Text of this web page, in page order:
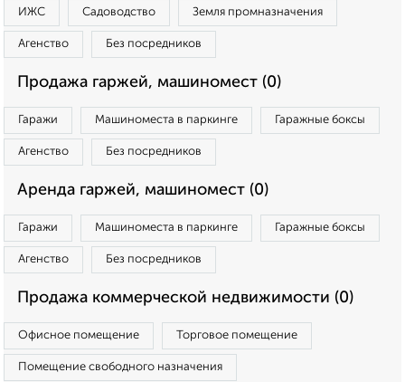
ИЖС Садоводство Земля промназначения
Агенство Без посредников
Продажа гаржей, машиномест (0)
Гаражи Машиноместа в паркинге Гаражные боксы
Агенство Без посредников
Аренда гаржей, машиномест (0)
Гаражи Машиноместа в паркинге Гаражные боксы
Агенство Без посредников
Продажа коммерческой недвижимости (0)
Офисное помещение Торговое помещение
Помещение свободного назначения